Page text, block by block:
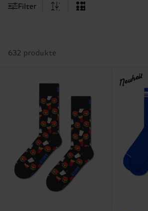
Filter
632 produkte
Neuheit